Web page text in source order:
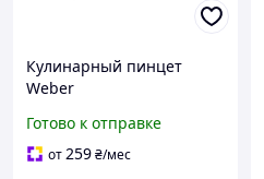
Кулинарный пинцет
Weber
Готово к отправке
от259₴/мес